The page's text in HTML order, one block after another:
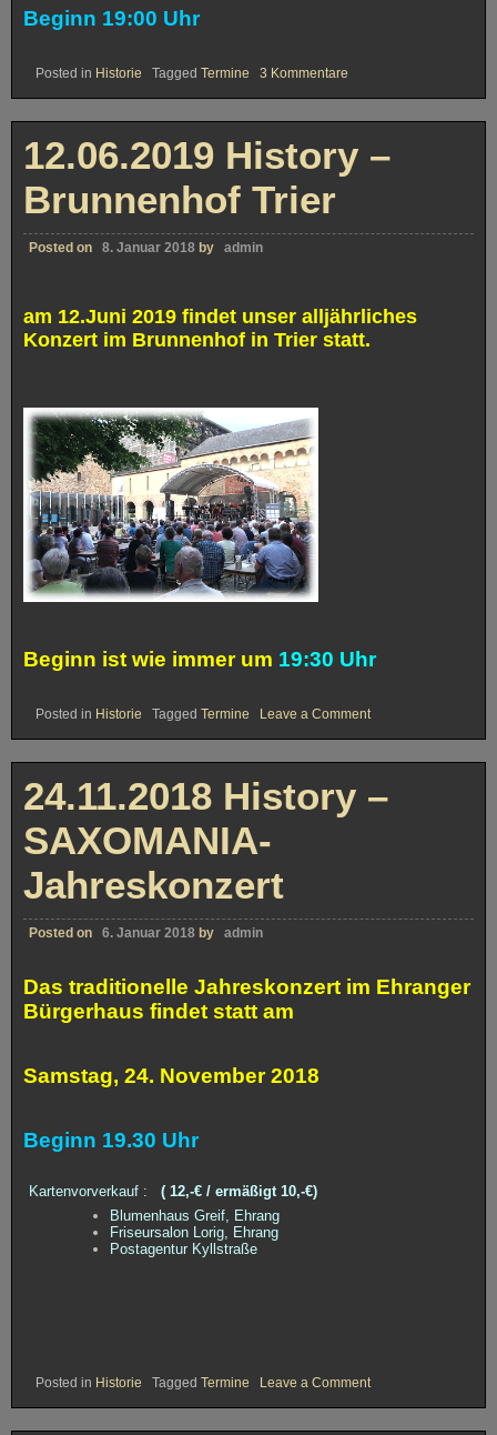
Beginn 19:00 Uhr
Posted in Historie Tagged Termine 3 Kommentare
History
–
in
Bitburg
12.06.2019 History –
Brunnenhof Trier
Posted on 8. Januar 2018 by admin
am 12.Juni 2019 findet unser alljährliches
Konzert im Brunnenhof in Trier statt.
Beginn ist wie immer um 19:30 Uhr
Posted in Historie Tagged Termine Leave a Commenton
History
–
24.11.2018 History –
SAXOMANIA-
Jahreskonzert
Posted on 6. Januar 2018 by admin
Das traditionelle Jahreskonzert im Ehranger
Bürgerhaus findet statt am
Samstag, 24. November 2018
Beginn 19.30 Uhr
Kartenvorverkauf :( 12,-€ / ermäßigt 10,-€)
Blumenhaus Greif, Ehrang
Friseursalon Lorig, Ehrang
Postagentur Kyllstraße
Posted in Historie Tagged Termine Leave a Commenton
History
–